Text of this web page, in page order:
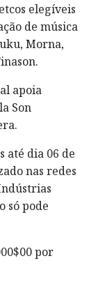
elegíveis
de música
Morna,
apoia
Son
até dia 06 de
nas redes
só pode
por